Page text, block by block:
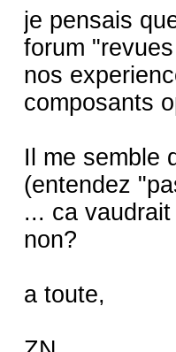
je pensais
forum
nos
composants
Il me semble
(entendez
... ca
non?
a toute,